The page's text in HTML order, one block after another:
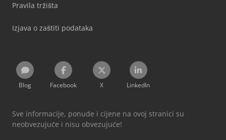
Pravila tržišta
Izjava o zaštiti podataka
Blog Facebook X LinkedIn
Sve informacije, ponude i cijene na ovoj stranici su
neobvezujuće i nisu obvezujuće!